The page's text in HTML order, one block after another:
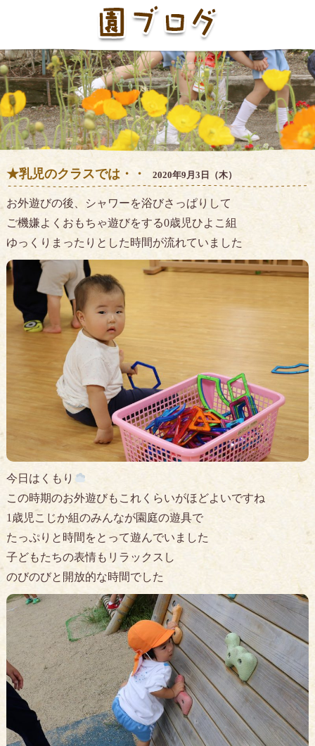
★乳児のクラスでは・・ 2020年9月3日（木）
お外遊びの後、シャワーを浴びさっぱりして
ご機嫌よくおもちゃ遊びをする0歳児ひよこ組
ゆっくりまったりとした時間が流れていました
今日はくもり
この時期のお外遊びもこれくらいがほどよいですね
1歳児こじか組のみんなが園庭の遊具で
たっぷりと時間をとって遊んでいました
子どもたちの表情もリラックスし
のびのびと開放的な時間でした